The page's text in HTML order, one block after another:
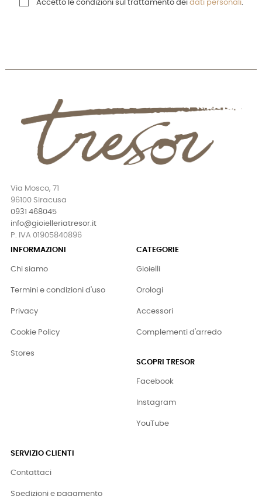
Accetto le condizioni sul trattamento dei dati personali.
Via Mosco, 71
96100 Siracusa
0931 468045
info@gioielleriatresor.it
P. IVA 01905840896
INFORMAZIONI
Chi siamo
Termini e condizioni d'uso
Privacy
Cookie Policy
Stores
CATEGORIE
Gioielli
Orologi
Accessori
Complementi d'arredo
SCOPRI TRESOR
Facebook
Instagram
YouTube
SERVIZIO CLIENTI
Contattaci
Spedizioni e pagamento